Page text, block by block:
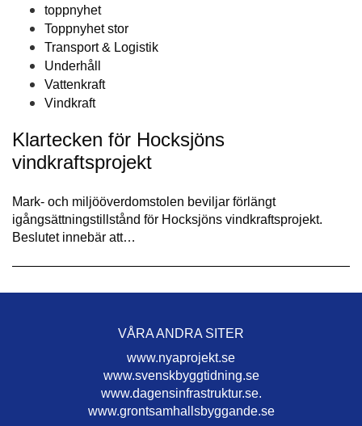
toppnyhet
Toppnyhet stor
Transport & Logistik
Underhåll
Vattenkraft
Vindkraft
Klartecken för Hocksjöns
vindkraftsprojekt
Mark- och miljööverdomstolen beviljar förlängt
igångsättningstillstånd för Hocksjöns vindkraftsprojekt.
Beslutet innebär att…
VÅRA ANDRA SITER
www.nyaprojekt.se
www.svenskbyggtidning.se
www.dagensinfrastruktur.se.
www.grontsamhallsbyggande.se